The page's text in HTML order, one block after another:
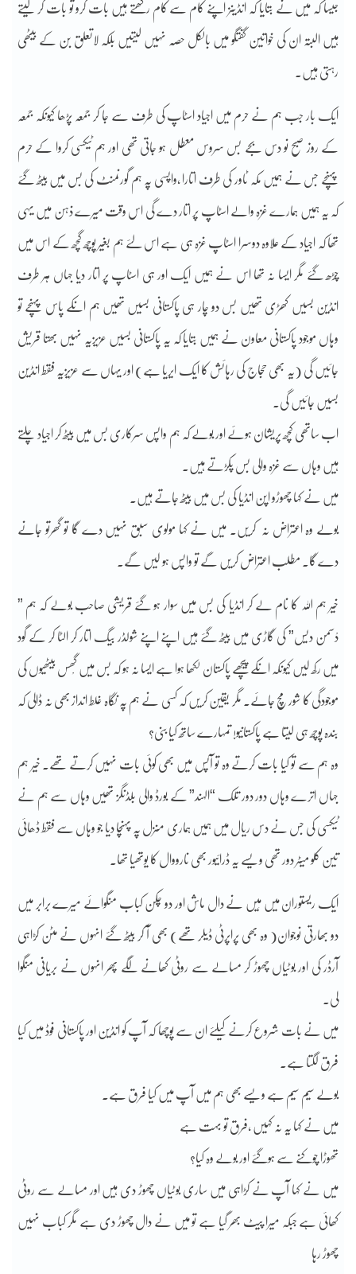
جیسا کہ میں نے بتایا کہ انڈینز اپنے کام سے کام رکھتے ہیں بات کرو تو بات کر لیتے
ہیں البتہ ان کی خواتین گفتگو میں بالکل حصہ نہیں لیتیں بلکہ لاتعلق بن کے بیٹھی
رہتی ہیں۔
ایک بار جب ہم نے حرم میں اجیاد اسٹاپ کی طرف سے جا کر جمعہ پڑھا کیونکہ جمعہ
کے روز صبح نو دس بجے بس سروس معطل ہو جاتی تھی اور ہم ٹیکسی کروا کے حرم
پہنچے جس نے ہمیں مکہ ٹاور کی طرف اتارا ،واپسی پہ ہم گورنمنٹ کی بس میں بیٹھ گئے
کہ یہ ہمیں ہمارے غزہ والے اسٹاپ پر اتار دے گی اس وقت میرے ذہن میں یہی
تھا کہ اجیاد کے علاوہ دوسرا اسٹاپ غزہ ہی ہے اس لئے ہم بغیر پوچھ گچھ کے اس میں
چڑھ گئے مگر ایسا نہ تھا اس نے ہمیں ایک اور ہی اسٹاپ پر اتار دیا جہاں ہر طرف
انڈین بسیں کھڑی تھیں بس دو چار ہی پاکستانی بسیں تھیں ہم انکے پاس پہنچے تو
وہاں موجود پاکستانی معاون نے ہمیں بتایا کہ یہ پاکستانی بسیں عزیزیہ نہیں بھتا قریش
جائیں گی (یہ بھی حجاج کی رہائش کا ایک ایریا ہے) اور یہاں سے عزیزیہ فقط انڈین
بسیں جائیں گی۔
اب ساتھی کچھ پریشان ہوئے اور بولے کہ ہم واپس سرکاری بس میں بیٹھ کر اجیاد چلتے
ہیں وہاں سے غزہ والی بس پکڑتے ہیں۔
میں نے کہا چھوڑو اپن انڈیا کی بس میں بیٹھ جاتے ہیں۔
بولے وہ اعتراض نہ کریں۔ میں نے کہا مولوی سبق نہیں دے گا تو گھرتو جانے
دے گا۔ مطلب اعتراض کریں گے تو واپس ہو لیں گے۔
خیر ہم اللہ کا نام لے کر انڈیا کی بس میں سوار ہو گئے قریشی صاحب بولے کہ ہم ”
دْسمن دیس” کی گاڑی میں بیٹھ گئے ہیں اپنے اپنے شولڈر بیگ اتار کر الٹا کر کے گود
میں رکھ لیں کیونکہ انکے پیچھے پاکستان لکھا ہوا ہے ایسا نہ ہو کہ بس میں گْھس بیٹھیوں کی
موجودگی کا شور مچ جائے۔ مگر یقین کریں کہ کسی نے ہم پہ نگاہ غلط انداز بھی نہ ڈالی کہ
بندہ پوچھ ہی لیتا ہے پاکستانیو! تمہارے ساتھ کیا بنی؟
وہ ہم سے تو کیا بات کرتے وہ تو آپس میں بھی کوئی بات نہیں کرتے تھے۔ خیر ہم
جہاں اترے وہاں دور دور تلک “الہند” کے بورڈ والی بلڈنگز تھیں وہاں سے ہم نے
ٹیکسی کی جس نے دس ریال میں ہمیں ہماری منزل پہ پہنچا دیا جو وہاں سے فقط ڈھائی
تین کلو میٹر دور تھی ویسے یہ ڈرائیور بھی نارووال کا یوتھیا تھا۔
ایک ریستوران میں مَیں نے دال ماش اور دو چکن کباب منگوائے میرے برابر میں
دو بھارتی نوجوان( وہ بھی پراپرٹی ڈیلر تھے) بھی آ کر بیٹھ گئے انہوں نے مٹن کڑاہی
آرڈر کی اور بوٹیاں چھوڑ کر مسالے سے روٹی کھانے لگے پھر انہوں نے بریانی منگوا
لی۔
میں نے بات شروع کرنے کیلئے ان سے پوچھا کہ آپ کو انڈین اور پاکستانی فوڈ میں کیا
فرق لگتا ہے۔
بولے سیم سیم ہے ویسے بھی ہم میں آپ میں کیا فرق ہے۔
میں نے کہا یہ نہ کہیں ،فرق تو بہت ہے
تھوڑا چوکنے سے ہوگئے اور بولے وہ کیا؟
میں نے کہا آپ نے کڑاہی میں ساری بوٹیاں چھوڑ دی ہیں اور مسالے سے روٹی
کھائی ہے جبکہ میرا پیٹ بھر گیا ہے تو میں نے دال چھوڑ دی ہے مگر کباب نہیں
چھوڑ رہا